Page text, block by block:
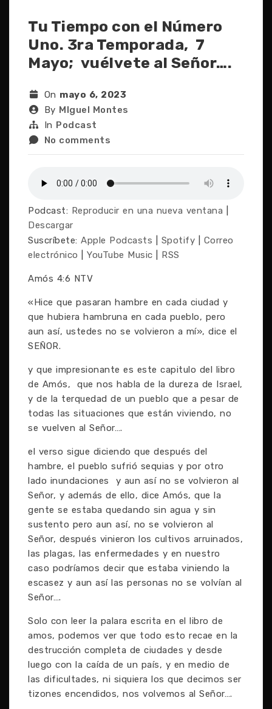
Tu Tiempo con el Número
Uno. 3ra Temporada, 7
Mayo; vuélvete al Señor….
On mayo 6, 2023
By MIguel Montes
In Podcast
No comments
Podcast: Reproducir en una nueva ventana
Descargar
Suscríbete: Apple Podcasts Spotify
Correo
electrónico
YouTube Music RSS
Amós 4:6 NTV
«Hice que pasaran hambre en cada ciudad y
que hubiera hambruna en cada pueblo, pero
aun así, ustedes no se volvieron a mí», dice el
SEÑOR.
y que impresionante es este capitulo del libro
de Amós, que nos habla de la dureza de Israel,
y de la terquedad de un pueblo que a pesar de
todas las situaciones que están viviendo, no
se vuelven al Señor….
el verso sigue diciendo que después del
hambre, el pueblo sufrió sequias y por otro
lado inundaciones y aun así no se volvieron al
Señor, y además de ello, dice Amós, que la
gente se estaba quedando sin agua y sin
sustento pero aun así, no se volvieron al
Señor, después vinieron los cultivos arruinados,
las plagas, las enfermedades y en nuestro
caso podríamos decir que estaba viniendo la
escasez y aun así las personas no se volvían al
Señor….
Solo con leer la palara escrita en el libro de
amos, podemos ver que todo esto recae en la
destrucción completa de ciudades y desde
luego con la caída de un país, y en medio de
las dificultades, ni siquiera los que decimos ser
tizones encendidos, nos volvemos al Señor….